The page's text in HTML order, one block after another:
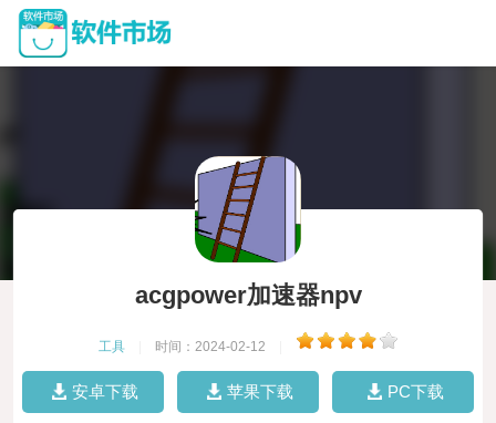
acgpower加速器npv
工具 时间：2024-02-12
安卓下载 苹果下载 PC下载